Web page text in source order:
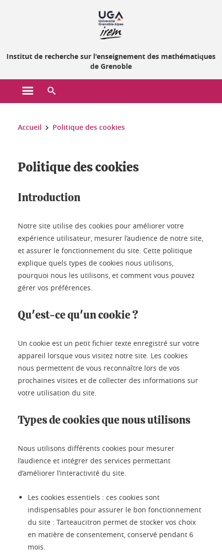
Institut de recherche sur l'enseignement des mathématiques
de Grenoble
Ouvrir le menu principal
Vous êtes ici :
Accueil Politique des cookies
Politique des cookies
Introduction
Notre site utilise des cookies pour améliorer votre
expérience utilisateur, mesurer l’audience de notre site,
et assurer le fonctionnement du site. Cette politique
explique quels types de cookies nous utilisons,
pourquoi nous les utilisons, et comment vous pouvez
gérer vos préférences.
Qu'est-ce qu'un cookie ?
Un cookie est un petit fichier texte enregistré sur votre
appareil lorsque vous visitez notre site. Les cookies
nous permettent de vous reconnaître lors de vos
prochaines visites et de collecter des informations sur
votre utilisation du site.
Types de cookies que nous utilisons
Nous utilisons différents cookies pour mesurer
l’audience et intégrer des services permettant
d’améliorer l’interactivité du site.
Les cookies essentiels : ces cookies sont
indispensables pour assurer le bon fonctionnement
du site : Tarteaucitron permet de stocker vos choix
en matière de consentement, conservé pendant 6
mois.